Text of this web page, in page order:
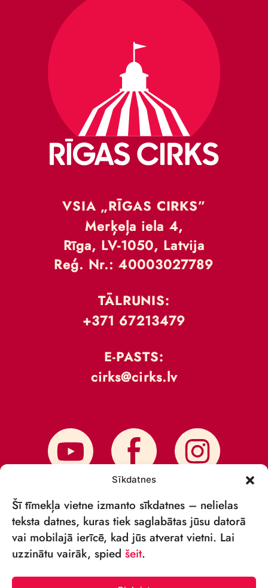
Sīkdatnes
Šī tīmekļa vietne izmanto sīkdatnes – nelielas
teksta datnes, kuras tiek saglabātas jūsu datorā
vai mobilajā ierīcē, kad jūs atverat vietni. Lai
uzzinātu vairāk, spied šeit.
VSIA „RĪGAS CIRKS”
Merķeļa iela 4,
Rīga, LV-1050, Latvija
Reģ. Nr.: 40003027789
TĀLRUNIS:
+371 67213479
E-PASTS:
cirks@cirks.lv
PIESAKIES JAUNUMIEM